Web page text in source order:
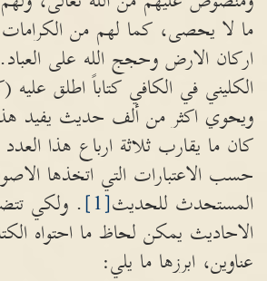
ما لا يحصى، كما لهم من الكرامات
اركان الارض وحجج الله على
الكليني في الكافي كتاباً اطلق
ويحوي اكثر من ألف حديث يفيد
كان ما يقارب ثلاثة ارباع هذا
حسب الاعتبارات التي اتخذها
المستحدث للحديث[1]
. ولكي
الاحاديث يمكن لحاظ ما احتواه
عناوين، ابرزها ما يلي: